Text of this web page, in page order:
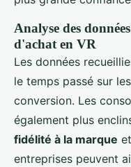
Analyse des
d'achat en VR
Les données
le temps passé sur
conversion. Les
également plus
fidélité à la marque
entreprises peuvent